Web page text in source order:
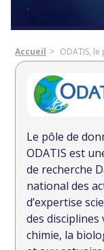
Accueil ODATIS, le
Le pôle de
ODATIS est
de recherche
national des
d’expertise
des disciplines
chimie, la